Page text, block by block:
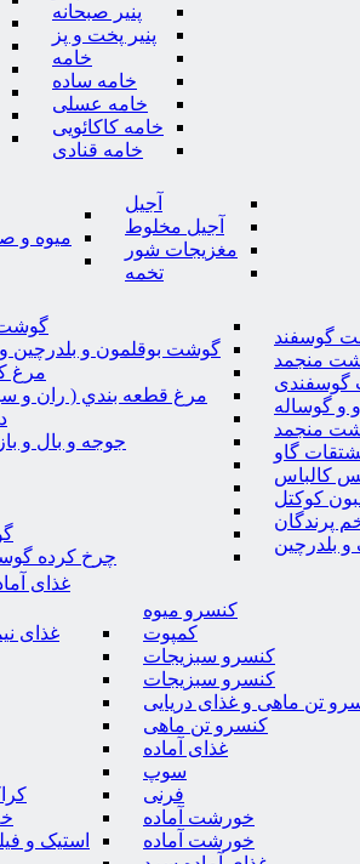
پنیر صبحانه
پنیر پخت و پز
خامه
خامه ساده
خامه عسلی
خامه کاکائویی
خامه قنادی
آجیل
آجیل مخلوط
مغزیجات شور
تخمه
میوه و
گوسفند
منجمد
گوسفندی
و گوساله
منجمد
گاو
کالباس
کوکتل
پرندگان
بلدرچین
گوشت
گوشت بوقلمون و بلدرچین
مرغ
مرغ قطعه بندي ( ران و
جوجه و بال و
چرخ کرده
غذای
کنسرو میوه
کمپوت
کنسرو سبزیجات
کنسرو سبزیجات
تن ماهی و غذای دریایی
کنسرو تن ماهی
غذای آماده
سوپ
فرنی
خورشت آماده
خورشت آماده
غذای
استیک و